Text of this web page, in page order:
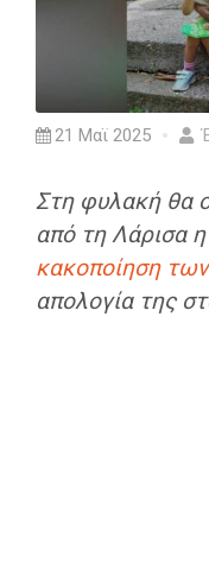
21 Μαϊ 2025
Στη φυλακή θα
από τη Λάρισα
κακοποίηση
απολογία της